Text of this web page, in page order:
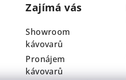
Zajímá vás
Showroom
kávovarů
Pronájem
kávovarů